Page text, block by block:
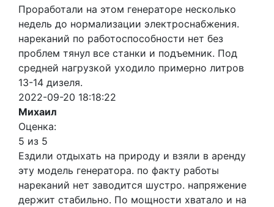
Проработали на этом генераторе несколько
недель до нормализации электроснабжения.
нареканий по работоспособности нет без
проблем тянул все станки и подъемник. Под
средней нагрузкой уходило примерно литров
13-14 дизеля.
2022-09-20 18:18:22
Михаил
Оценка:
5 из 5
Ездили отдыхать на природу и взяли в аренду
эту модель генератора. по факту работы
нареканий нет заводится шустро. напряжение
держит стабильно. По мощности хватало и на